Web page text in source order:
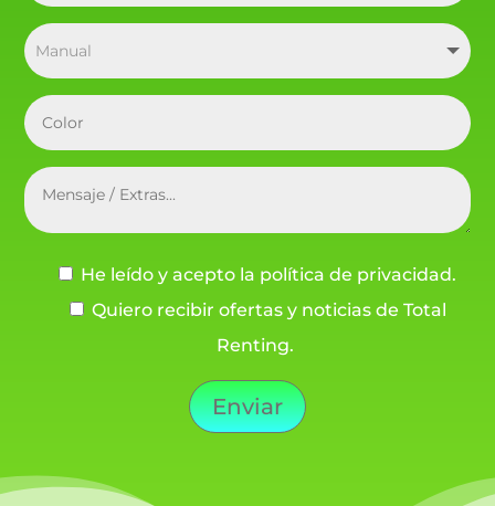
He leído y acepto la política de privacidad.
Quiero recibir ofertas y noticias de Total
Renting.
Enviar